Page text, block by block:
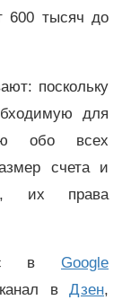
600 тысяч до
поскольку
для
обо всех
счета и
их права
в Google
вДзен,